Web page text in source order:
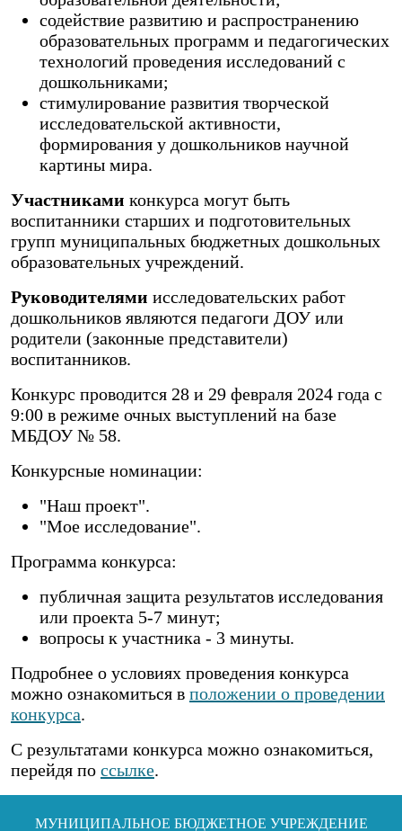
содействие развитию и распространению
образовательных программ и педагогических
технологий проведения исследований с
дошкольниками;
стимулирование развития творческой
исследовательской активности,
формирования у дошкольников научной
картины мира.
Участниками конкурса могут быть
воспитанники старших и подготовительных
групп муниципальных бюджетных дошкольных
образовательных учреждений.
Руководителями исследовательских работ
дошкольников являются педагоги ДОУ или
родители (законные представители)
воспитанников.
Конкурс проводится 28 и 29 февраля 2024 года с
9:00 в режиме очных выступлений на базе
МБДОУ № 58.
Конкурсные номинации:
"Наш проект".
"Мое исследование".
Программа конкурса:
публичная защита результатов исследования
или проекта 5-7 минут;
вопросы к участника - 3 минуты.
Подробнее о условиях проведения конкурса
можно ознакомиться в положении о проведении
конкурса.
С результатами конкурса можно ознакомиться,
перейдя по ссылке.
МУНИЦИПАЛЬНОЕ БЮДЖЕТНОЕ УЧРЕЖДЕНИЕ